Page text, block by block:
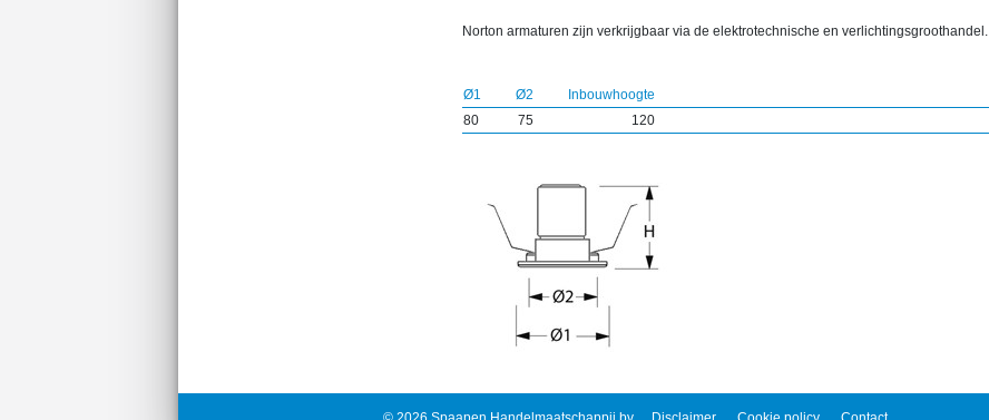
Norton armaturen zijn verkrijgbaar via de elektrotechnische en verlichtingsgroothandel.
Ø1 Ø2
Inbouwhoogte
80
75 120